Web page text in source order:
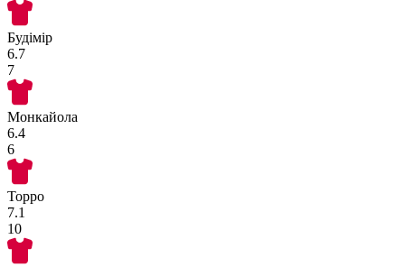
Будімір
6.7
7
Монкайола
6.4
6
Торро
7.1
10